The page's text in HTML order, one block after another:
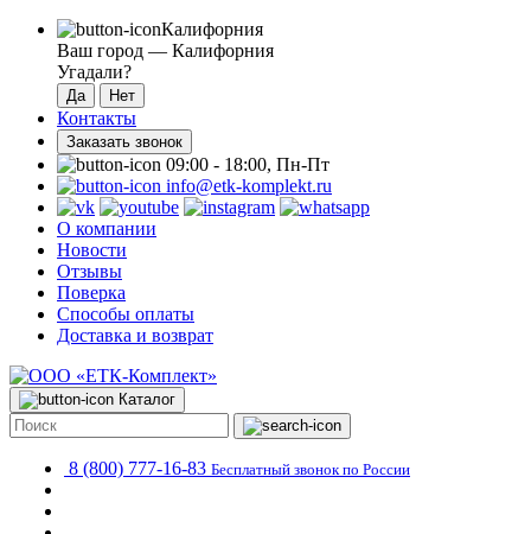
Калифорния
Ваш город — Калифорния
Угадали?
Контакты
Заказать звонок
09:00 - 18:00, Пн-Пт
info@etk-komplekt.ru
О компании
Новости
Отзывы
Поверка
Способы оплаты
Доставка и возврат
Каталог
8 (800) 777-16-83 Бесплатный звонок по России